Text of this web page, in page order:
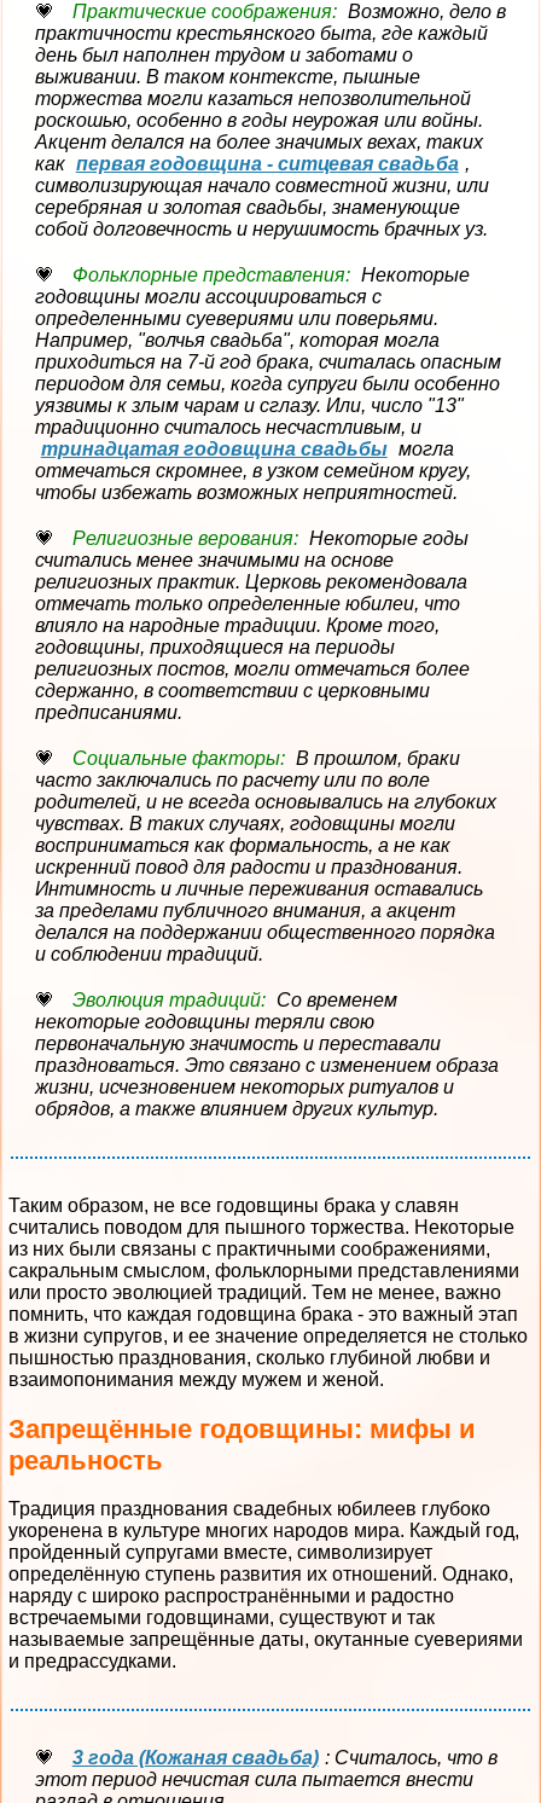
Практические соображения: Возможно, дело в
практичности крестьянского быта, где каждый
день был наполнен трудом и заботами о
выживании. В таком контексте, пышные
торжества могли казаться непозволительной
роскошью, особенно в годы неурожая или войны.
Акцент делался на более значимых вехах, таких
как первая годовщина - ситцевая свадьба ,
символизирующая начало совместной жизни, или
серебряная и золотая свадьбы, знаменующие
собой долговечность и нерушимость брачных уз.
Фольклорные представления: Некоторые
годовщины могли ассоциироваться с
определенными суевериями или поверьями.
Например, "волчья свадьба", которая могла
приходиться на 7-й год брака, считалась опасным
периодом для семьи, когда супруги были особенно
уязвимы к злым чарам и сглазу. Или, число "13"
традиционно считалось несчастливым, и
тринадцатая годовщина свадьбы могла
отмечаться скромнее, в узком семейном кругу,
чтобы избежать возможных неприятностей.
Религиозные верования: Некоторые годы
считались менее значимыми на основе
религиозных практик. Церковь рекомендовала
отмечать только определенные юбилеи, что
влияло на народные традиции. Кроме того,
годовщины, приходящиеся на периоды
религиозных постов, могли отмечаться более
сдержанно, в соответствии с церковными
предписаниями.
Социальные факторы: В прошлом, браки
часто заключались по расчету или по воле
родителей, и не всегда основывались на глубоких
чувствах. В таких случаях, годовщины могли
восприниматься как формальность, а не как
искренний повод для радости и празднования.
Интимность и личные переживания оставались
за пределами публичного внимания, а акцент
делался на поддержании общественного порядка
и соблюдении традиций.
Эволюция традиций:
Со временем
некоторые годовщины теряли свою
первоначальную значимость и переставали
праздноваться. Это связано с изменением образа
жизни, исчезновением некоторых ритуалов и
обрядов, а также влиянием других культур.
Таким образом, не все годовщины брака у славян
считались поводом для пышного торжества. Некоторые
из них были связаны с практичными соображениями,
сакральным смыслом, фольклорными представлениями
или просто эволюцией традиций. Тем не менее, важно
помнить, что каждая годовщина брака - это важный этап
в жизни супругов, и ее значение определяется не столько
пышностью празднования, сколько глубиной любви и
взаимопонимания между мужем и женой.
Запрещённые годовщины: мифы и
реальность
Традиция празднования свадебных юбилеев глубоко
укоренена в культуре многих народов мира. Каждый год,
пройденный супругами вместе, символизирует
определённую ступень развития их отношений. Однако,
наряду с широко распространёнными и радостно
встречаемыми годовщинами, существуют и так
называемые запрещённые даты, окутанные суевериями
и предрассудками.
3 года (Кожаная свадьба) : Считалось, что в
этот период нечистая сила пытается внести